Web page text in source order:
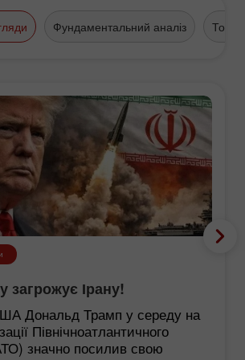
Фундаментальний аналіз
загрожує Ірану!
Дональд Трамп у середу на
Північноатлантичного
значно посилив свою